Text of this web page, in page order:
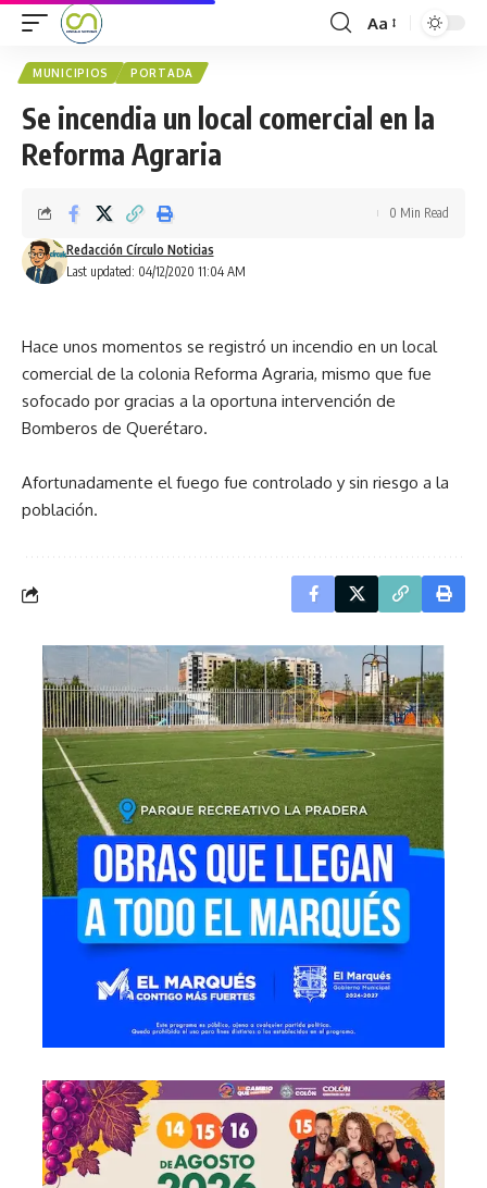
Aa
MUNICIPIOS PORTADA
Se incendia un local comercial en la
Reforma Agraria
Last updated: 04/12/2020 11:04 AM
Redacción Círculo Noticias
0 Min Read
Hace unos momentos se registró un incendio en un local
comercial de la colonia Reforma Agraria, mismo que fue
sofocado por gracias a la oportuna intervención de
Bomberos de Querétaro.
Afortunadamente el fuego fue controlado y sin riesgo a la
población.